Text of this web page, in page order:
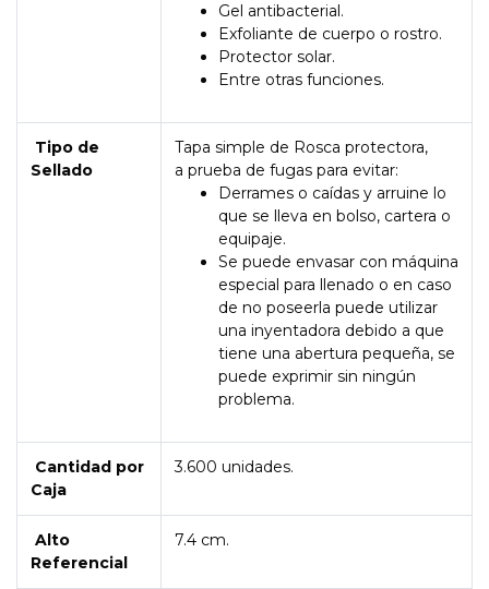
Gel antibacterial.
Exfoliante de cuerpo o rostro.
Protector solar.
Entre otras funciones.
Tipo de
Sellado
Tapa simple de Rosca protectora,
a prueba de fugas para evitar:
Derrames o caídas y arruine lo
que se lleva en bolso, cartera o
equipaje.
Se puede envasar con máquina
especial para llenado o en caso
de no poseerla puede utilizar
una inyentadora debido a que
tiene una abertura pequeña, se
puede exprimir sin ningún
problema.
Cantidad por
Caja
3.600 unidades.
Alto
Referencial
7.4 cm.